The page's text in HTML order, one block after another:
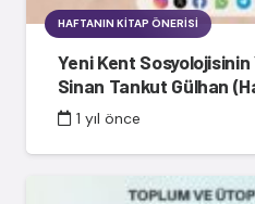
HAFTANIN KITAP ÖNERISI
Yeni Kent
Sinan Tankut Gülhan
1 yıl önce